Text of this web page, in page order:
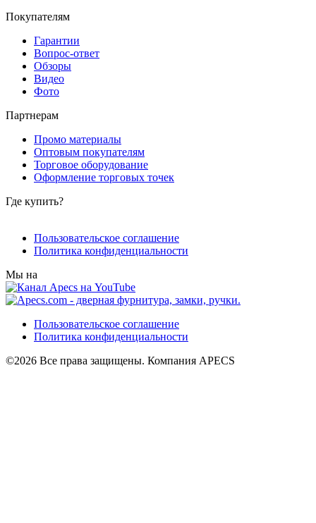
Покупателям
Гарантии
Вопрос-ответ
Обзоры
Видео
Фото
Партнерам
Промо материалы
Оптовым покупателям
Торговое оборудование
Оформление торговых точек
Где купить?
Пользовательское соглашение
Политика конфиденциальности
Мы на
Пользовательское соглашение
Политика конфиденциальности
©2026 Все права защищены. Компания APECS